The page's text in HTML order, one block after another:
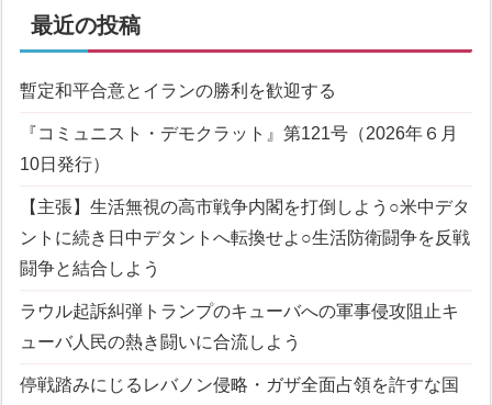
最近の投稿
暫定和平合意とイランの勝利を歓迎する
『コミュニスト・デモクラット』第121号（2026年６月
10日発行）
【主張】生活無視の高市戦争内閣を打倒しよう ○米中デタ
ントに続き日中デタントへ転換せよ ○生活防衛闘争を反戦
闘争と結合しよう
ラウル起訴糾弾 トランプのキューバへの軍事侵攻阻止キ
ューバ人民の熱き闘いに合流しよう
停戦踏みにじるレバノン侵略・ガザ全面占領を許すな国